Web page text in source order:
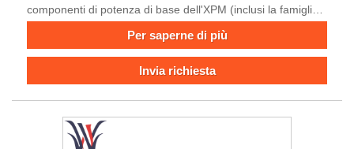
componenti di potenza di base dell'XPM (inclusi la famiglia
di sistemi PM/APM/HPM), sostituendo l'alimentazione nera
più antica (51109456-200) e precedenti alimentatori
Progettato per migliorare la stabilità e la durata dei sistemi
PMIO remoti nel controllo dei processi industriali.
Per saperne di più
Invia richiesta